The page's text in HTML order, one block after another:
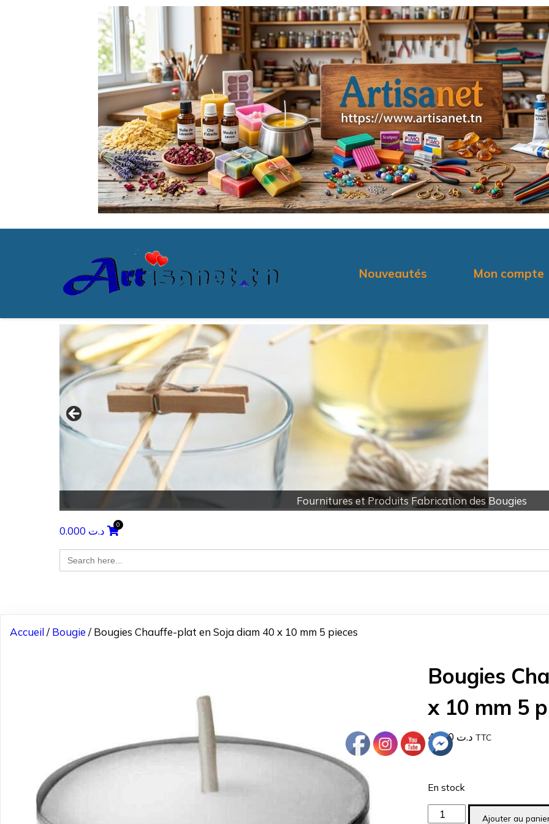
Nouveautés Mon compte
Produit pour
د.ت
Search
for:
Accueil/Bougie / Bougies Chauffe-plat en Soja diam 40 x 10 mm 5 pieces
Bougies
x 10 mm 5
د.ت TTC
En stock
quantité
Ajouter au